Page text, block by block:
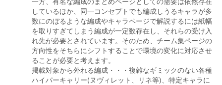
しているほか、同一コンセプトでも編成しうるキャラが多
数にのぼるような編成やキャラページで解説するには紙幅
を取りすぎてしまう編成が一定数存在し、それらの受け入
れ先が必要とされています。そのため、チーム集ページの
方向性をそちらにシフトすることで環境の変化に対応させ
ることが必要と考えます。
掲載対象から外れる編成・・・複雑なギミックのない各種
ハイパーキャリー(ヌヴィレット、リネ等)、特定キャラに